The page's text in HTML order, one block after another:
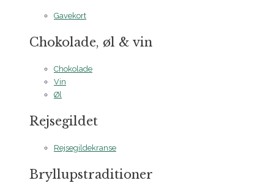
Gavekort
Chokolade, øl & vin
Chokolade
Vin
Øl
Rejsegildet
Rejsegildekranse
Bryllupstraditioner